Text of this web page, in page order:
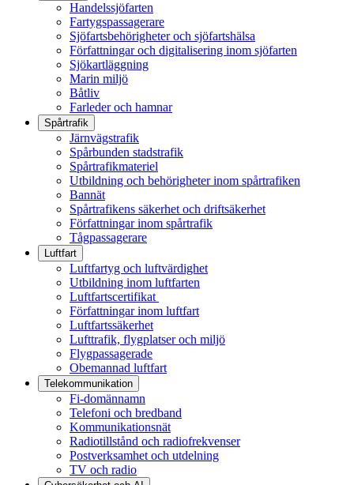
Handelssjöfarten
Fartygspassagerare
Sjöfartsbehörigheter och sjöfartshälsa
Författningar och digitalisering inom sjöfarten
Sjökartläggning
Marin miljö
Båtliv
Farleder och hamnar
Spårtrafik
Järnvägstrafik
Spårbunden stadstrafik
Spårtrafikmateriel
Utbildning och behörigheter inom spårtrafiken
Bannät
Spårtrafikens säkerhet och driftsäkerhet
Författningar inom spårtrafik
Tågpassagerare
Luftfart
Luftfartyg och luftvärdighet
Utbildning inom luftfarten
Luftfartscertifikat
Författningar inom luftfart
Luftfartssäkerhet
Lufttrafik, flygplatser och miljö
Flygpassagerade
Obemannad luftfart
Telekommunikation
Fi-domännamn
Telefoni och bredband
Kommunikationsnät
Radiotillstånd och radiofrekvenser
Postverksamhet och utdelning
TV och radio